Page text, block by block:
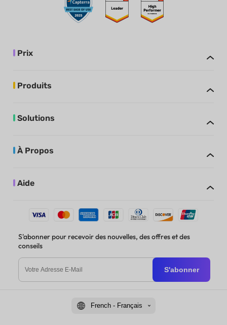
Prix
Produits
Solutions
À Propos
Aide
S'abonner pour recevoir des nouvelles, des offres et des
conseils
S'abonner
French - Français